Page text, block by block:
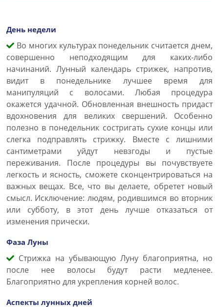
День недели
Во многих культурах понедельник считается днем,
совершенно неподходящим для каких-либо
начинаний. Лунный календарь стрижек, напротив,
видит в понедельнике лучшее время для
манипуляций с волосами. Любая процедура
окажется удачной. Обновленная внешность придаст
вдохновения для великих свершений. Особенно
полезно в понедельник состригать сухие концы или
слегка подправлять стрижку. Вместе с лишними
сантиметрами уйдут невзгоды и пустые
переживания. После процедуры вы почувствуете
легкость и ясность, сможете сконцентрироваться на
важных вещах. Все, что вы делаете, обретет новый
смысл. Исключение: людям, родившимся во вторник
или субботу, в этот день лучше отказаться от
изменения прически.
Фаза Луны
Стрижка на убывающую Луну благоприятна, но
после нее волосы будут расти медленее.
Благоприятно для укрепления корней волос.
Аспекты лунных дней